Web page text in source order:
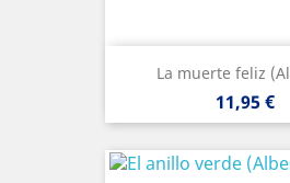
La muerte feliz
Precio
11,95 €